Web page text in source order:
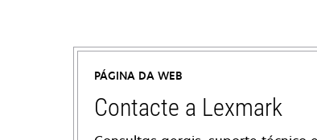
PÁGINA DA WEB
Contacte a Lexmark